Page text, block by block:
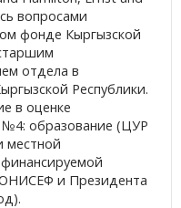
вопросами
фонде Кыргызской
отдела в
Республики.
в оценке
№4: образование (ЦУР
местной
и Президента